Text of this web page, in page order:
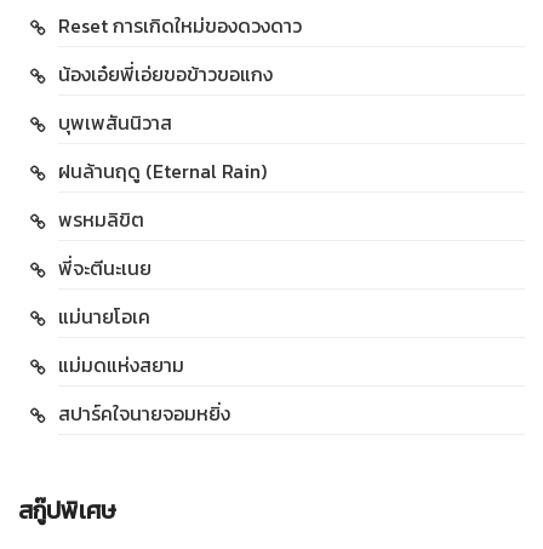
Reset การเกิดใหม่ของดวงดาว
น้องเอ๋ยพี่เอ่ยขอข้าวขอแกง
บุพเพสันนิวาส
ฝนล้านฤดู (Eternal Rain)
พรหมลิขิต
พี่จะตีนะเนย
แม่นายโอเค
แม่มดแห่งสยาม
สปาร์คใจนายจอมหยิ่ง
สกู๊ปพิเศษ